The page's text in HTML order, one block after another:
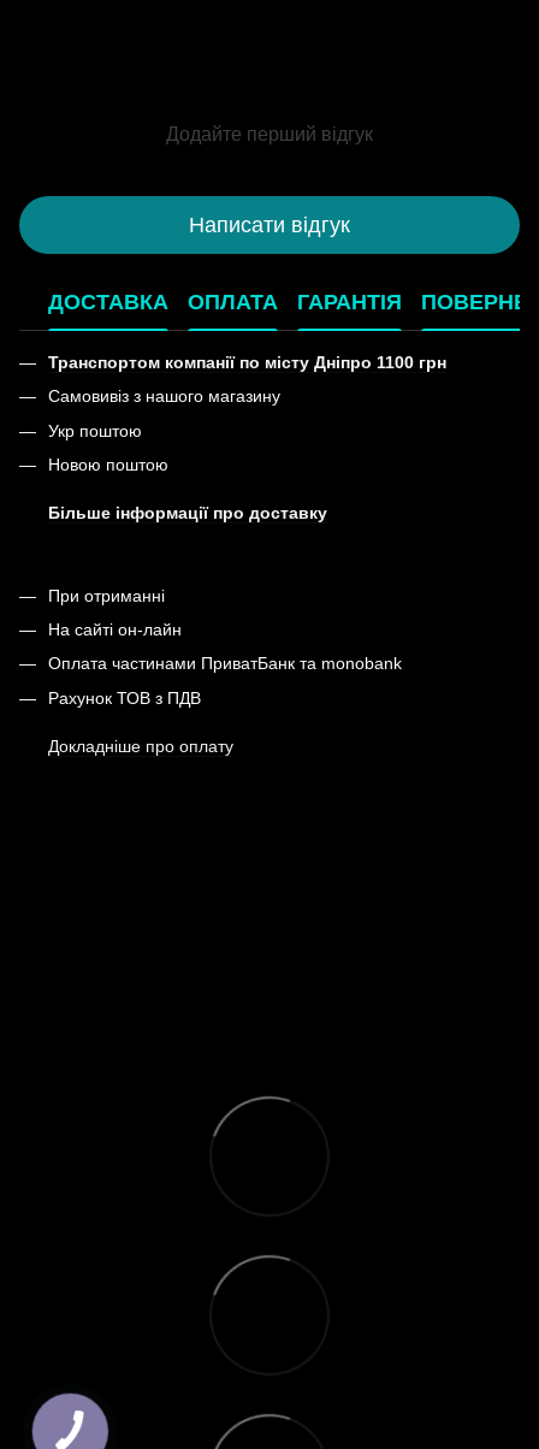
Додайте перший відгук
Написати відгук
ДОСТАВКА ОПЛАТА ГАРАНТІЯ
Транспортом компанії по місту Дніпро 1100 грн
Самовивіз з нашого магазину
Укр поштою
Новою поштою
Більше інформації про доставку
При отриманні
На сайті он-лайн
Оплата частинами ПриватБанк та monobank
Рахунок ТОВ з ПДВ
Докладніше про оплату